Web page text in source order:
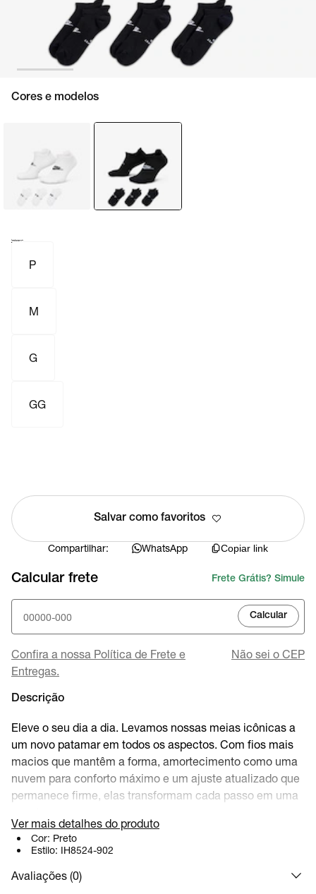
Cores e modelos
P
M
G
GG
Salvar como favoritos
Compartilhar: WhatsApp Copiar link
Calcular frete Frete Grátis? Simule
Calcular
Confira a nossa Política de Frete e
Entregas.
Não sei o CEP
Descrição
Eleve o seu dia a dia. Levamos nossas meias icônicas a
um novo patamar em todos os aspectos. Com fios mais
macios que mantêm a forma, amortecimento como uma
nuvem para conforto máximo e um ajuste atualizado que
permanece firme, elas transformam cada passo em uma
Benefícios
A ponta e o calcanhar reforçados foram
desenvolvidos para resistir ao desgaste diário.
Ver mais detalhes do produto
Cor: Preto
Estilo: IH8524-902
Avaliações (0)